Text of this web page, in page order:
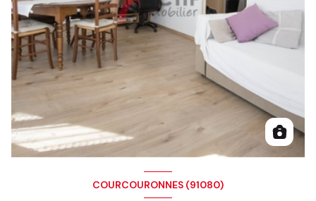
COURCOURONNES (91080)